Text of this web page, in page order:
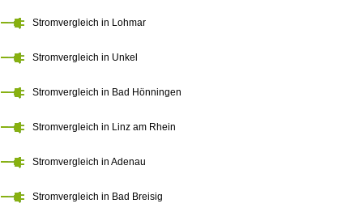
Stromvergleich in Lohmar
Stromvergleich in Unkel
Stromvergleich in Bad Hönningen
Stromvergleich in Linz am Rhein
Stromvergleich in Adenau
Stromvergleich in Bad Breisig